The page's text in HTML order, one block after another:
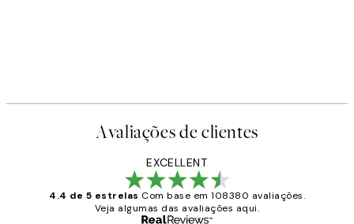
Avaliações de clientes
EXCELLENT
4.4 de 5 estrelas Com base em 108380 avaliações.
Veja algumas das avaliações aqui.